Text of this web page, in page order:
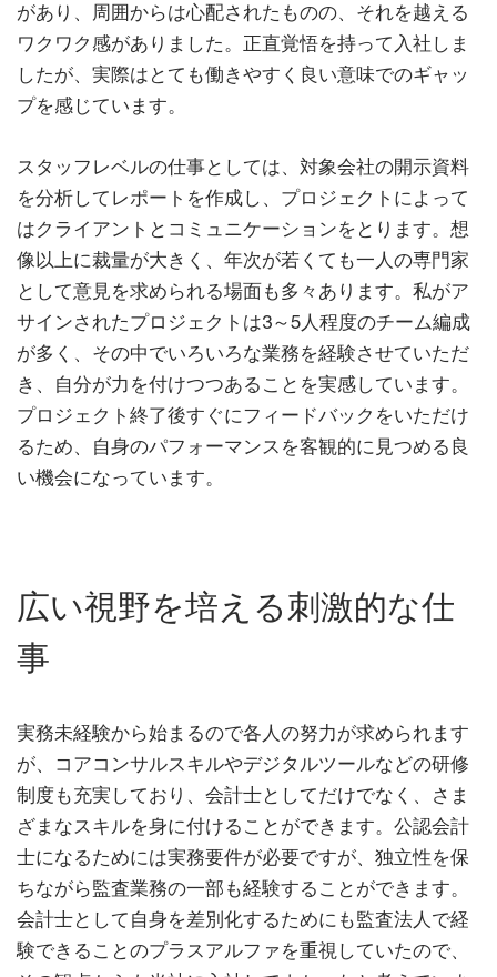
があり、周囲からは心配されたものの、それを越える
ワクワク感がありました。正直覚悟を持って入社しま
したが、実際はとても働きやすく良い意味でのギャッ
プを感じています。
スタッフレベルの仕事としては、対象会社の開示資料
を分析してレポートを作成し、プロジェクトによって
はクライアントとコミュニケーションをとります。想
像以上に裁量が大きく、年次が若くても一人の専門家
として意見を求められる場面も多々あります。私がア
サインされたプロジェクトは3～5人程度のチーム編成
が多く、その中でいろいろな業務を経験させていただ
き、自分が力を付けつつあることを実感しています。
プロジェクト終了後すぐにフィードバックをいただけ
るため、自身のパフォーマンスを客観的に見つめる良
い機会になっています。
広い視野を培える刺激的な仕
事
実務未経験から始まるので各人の努力が求められます
が、コアコンサルスキルやデジタルツールなどの研修
制度も充実しており、会計士としてだけでなく、さま
ざまなスキルを身に付けることができます。公認会計
士になるためには実務要件が必要ですが、独立性を保
ちながら監査業務の一部も経験することができます。
会計士として自身を差別化するためにも監査法人で経
験できることのプラスアルファを重視していたので、